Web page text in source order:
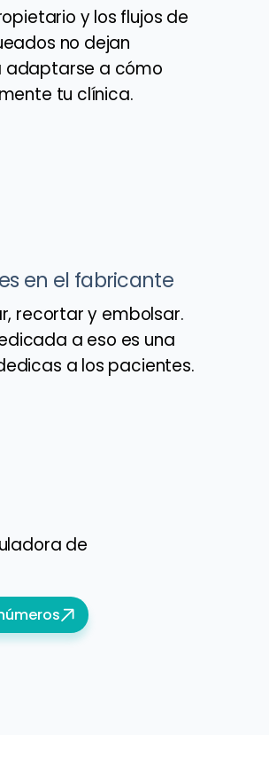
y los flujos de
no dejan
adaptarse a cómo
tu clínica.
en el fabricante
recortar y embolsar.
a eso es una
a los pacientes.
de